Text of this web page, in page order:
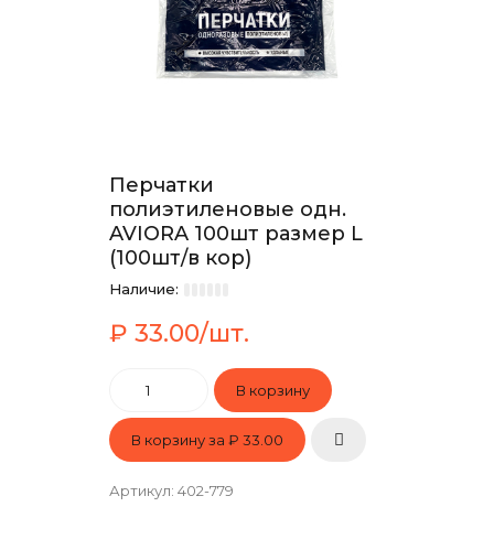
Перчатки
полиэтиленовые одн.
AVIORA 100шт размер L
(100шт/в кор)
Наличие:
₽ 33.00/шт.
В корзину за ₽ 33.00
Артикул: 402-779